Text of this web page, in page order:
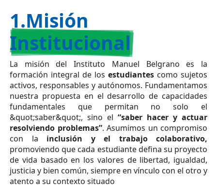
1.Misión
Institucional
La misión del Instituto Manuel Belgrano es la
formación integral de los estudiantes como sujetos
activos, responsables y autónomos. Fundamentamos
nuestra propuesta en el desarrollo de capacidades
fundamentales que permitan no solo el
&quot;saber&quot;, sino el “saber hacer y actuar
resolviendo problemas”. Asumimos un compromiso
con la inclusión y el trabajo colaborativo,
promoviendo que cada estudiante defina su proyecto
de vida basado en los valores de libertad, igualdad,
justicia y bien común, siempre en vínculo con el otro y
atento a su contexto situado